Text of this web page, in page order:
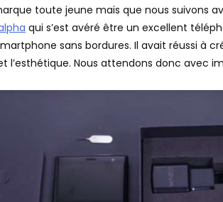
toute jeune mais que nous suivons
qui s’est avéré être un excellent
sans bordures. Il avait réussi à
l’esthétique. Nous attendons donc avec